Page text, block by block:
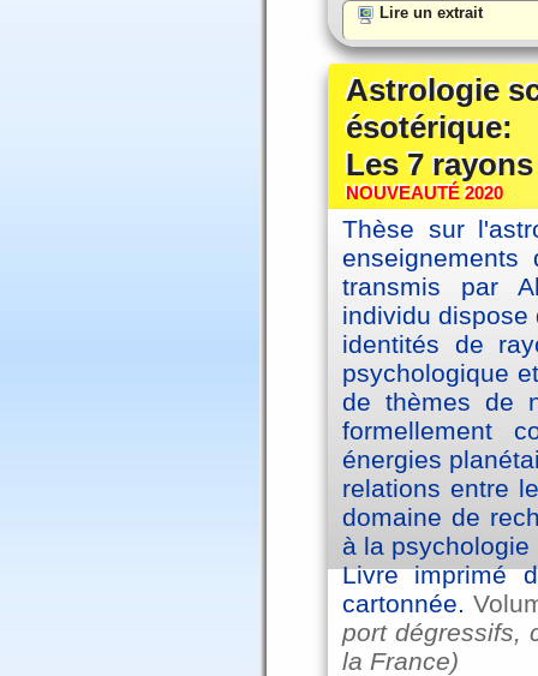
Lire un extrait
Astrologie
ésotérique:
Les 7
NOUVEAUTÉ 2020
Thèse sur
transmis par
individu
identités de
psychologique
de thèmes de
formellement
énergies
relations entre
domaine de
à la
Livre imprimé
cartonnée.
port dégressifs,
la France)